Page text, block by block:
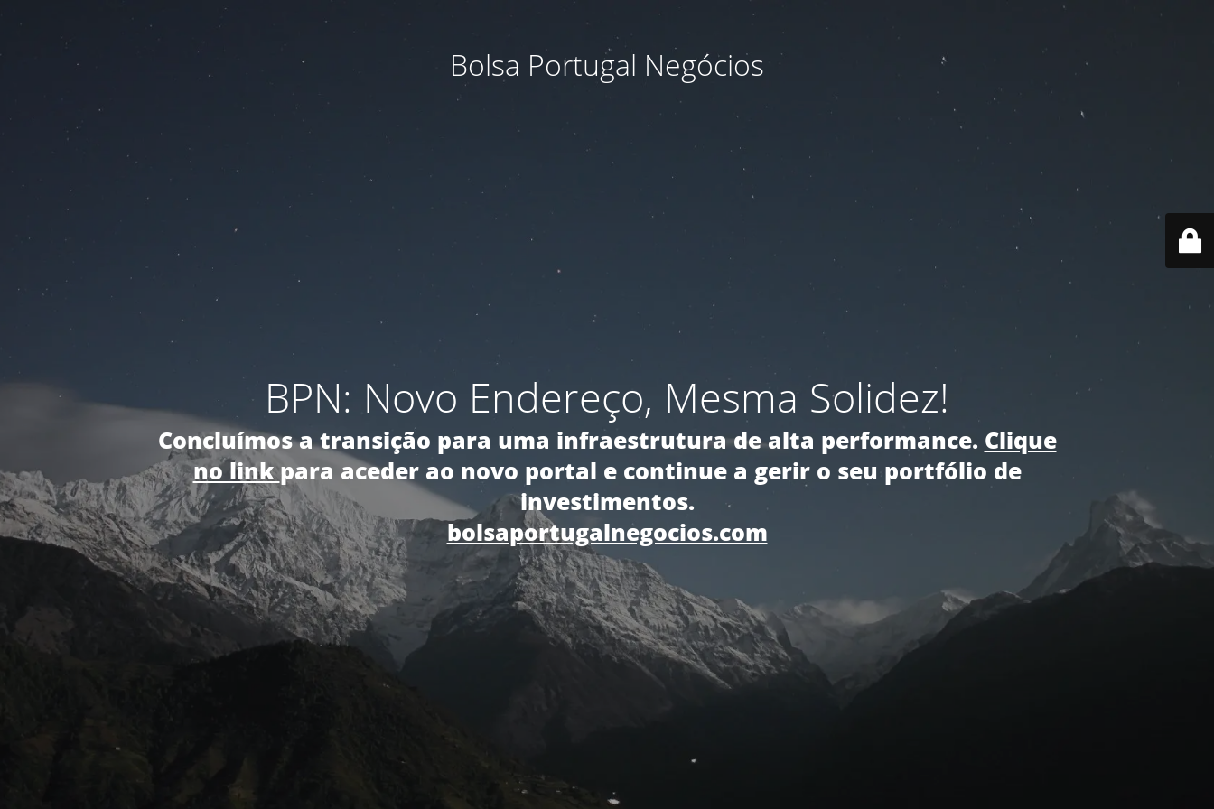
Bolsa Portugal Negócios
BPN: Novo Endereço, Mesma Solidez!
Concluímos a transição para uma infraestrutura de alta performance. Clique
no linkpara aceder ao novo portal e continue a gerir o seu portfólio de
investimentos.
bolsaportugalnegocios.com